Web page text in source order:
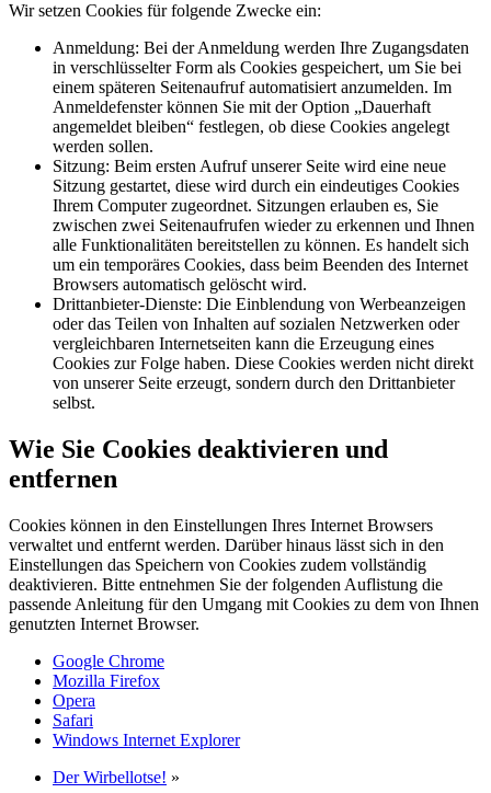
Wir setzen Cookies für folgende Zwecke ein:
Anmeldung: Bei der Anmeldung werden Ihre Zugangsdaten
in verschlüsselter Form als Cookies gespeichert, um Sie bei
einem späteren Seitenaufruf automatisiert anzumelden. Im
Anmeldefenster können Sie mit der Option „Dauerhaft
angemeldet bleiben“ festlegen, ob diese Cookies angelegt
werden sollen.
Sitzung: Beim ersten Aufruf unserer Seite wird eine neue
Sitzung gestartet, diese wird durch ein eindeutiges Cookies
Ihrem Computer zugeordnet. Sitzungen erlauben es, Sie
zwischen zwei Seitenaufrufen wieder zu erkennen und Ihnen
alle Funktionalitäten bereitstellen zu können. Es handelt sich
um ein temporäres Cookies, dass beim Beenden des Internet
Browsers automatisch gelöscht wird.
Drittanbieter-Dienste: Die Einblendung von Werbeanzeigen
oder das Teilen von Inhalten auf sozialen Netzwerken oder
vergleichbaren Internetseiten kann die Erzeugung eines
Cookies zur Folge haben. Diese Cookies werden nicht direkt
von unserer Seite erzeugt, sondern durch den Drittanbieter
selbst.
Wie Sie Cookies deaktivieren und
entfernen
Cookies können in den Einstellungen Ihres Internet Browsers
verwaltet und entfernt werden. Darüber hinaus lässt sich in den
Einstellungen das Speichern von Cookies zudem vollständig
deaktivieren. Bitte entnehmen Sie der folgenden Auflistung die
passende Anleitung für den Umgang mit Cookies zu dem von Ihnen
genutzten Internet Browser.
Google Chrome
Mozilla Firefox
Opera
Safari
Windows Internet Explorer
Der Wirbellotse! »